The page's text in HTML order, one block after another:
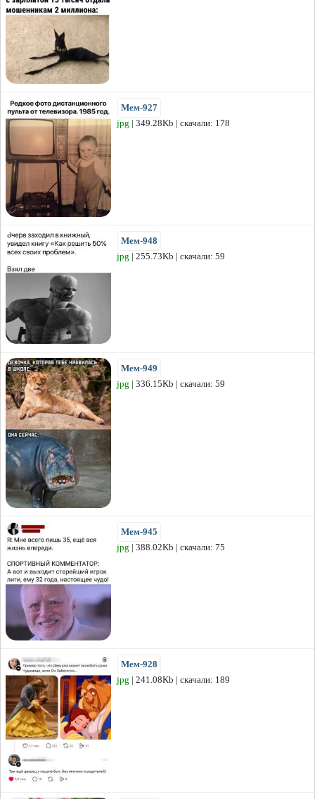
Мем-927
jpg | 349.28Kb | скачали: 178
Мем-948
jpg | 255.73Kb | скачали: 59
Мем-949
jpg | 336.15Kb | скачали: 59
Мем-945
jpg | 388.02Kb | скачали: 75
Мем-928
jpg | 241.08Kb | скачали: 189